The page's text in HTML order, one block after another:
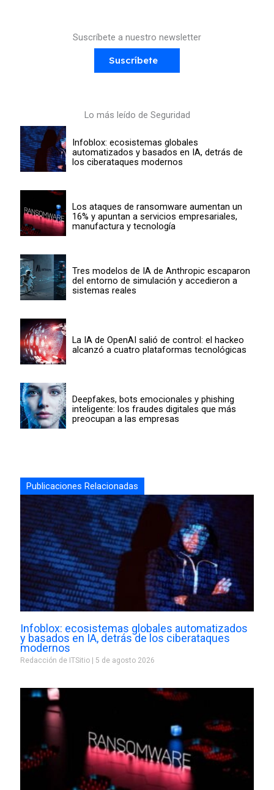
Suscríbete a nuestro newsletter
Suscríbete
Lo más leído de Seguridad
Infoblox: ecosistemas globales
automatizados y basados en IA, detrás de
los ciberataques modernos
Los ataques de ransomware aumentan un
16% y apuntan a servicios empresariales,
manufactura y tecnología
Tres modelos de IA de Anthropic escaparon
del entorno de simulación y accedieron a
sistemas reales
La IA de OpenAI salió de control: el hackeo
alcanzó a cuatro plataformas tecnológicas
Deepfakes, bots emocionales y phishing
inteligente: los fraudes digitales que más
preocupan a las empresas
Publicaciones Relacionadas
Infoblox: ecosistemas globales automatizados
y basados en IA, detrás de los ciberataques
modernos
Redacción de ITSitio 5 de agosto 2026